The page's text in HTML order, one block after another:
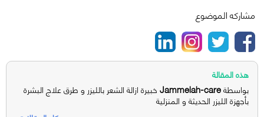
مشاركه الموضوع
هذه المقالة
بواسطةJammelah-care خبيرة ازالة الشعر بالليزر و طرق علاج البشرة
بأجهزة الليزر الحديثة و المنزلية